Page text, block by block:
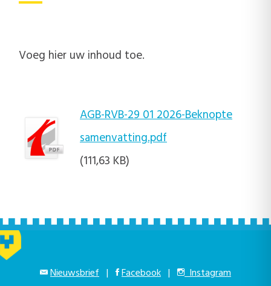
Voeg hier uw inhoud toe.
AGB-RVB-29 01 2026-Beknopte
samenvatting.pdf
(111,63 KB)
Nieuwsbrief | Facebook | Instagram